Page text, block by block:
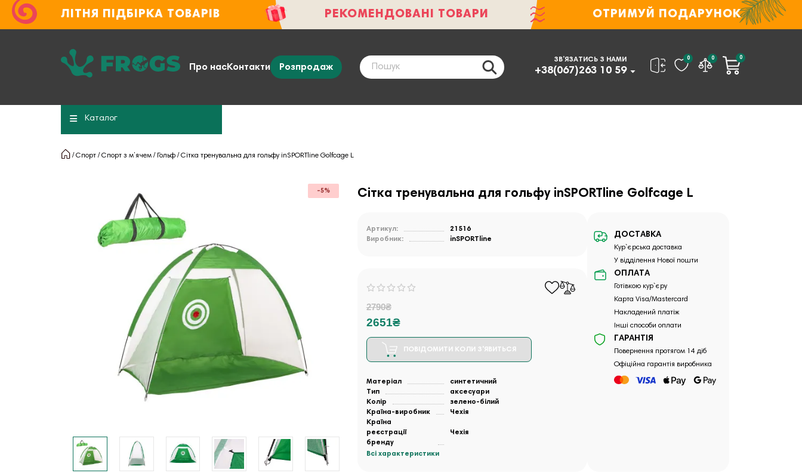
ЛІТНЯ ПІДБІРКА ТОВАРІВ РЕКОМЕНДОВАНІ ТОВАРИ ОТРИМУЙ ПОДАРУНОК
Про насКонтакти Розпродаж
ЗВ’ЯЗАТИСЬ З НАМИ
+38(067)263 10 59
0 0 0
Каталог
Спорт Спорт з м’ячем Гольф Сітка тренувальна для гольфу inSPORTline Golfcage L
-5% Сітка тренувальна для гольфу inSPORTline Golfcage L
Артикул:
21516
Виробник:
inSPORTline
2790₴
2651₴
ПОВІДОМИТИ КОЛИ З'ЯВИТЬСЯ
Матеріал
синтетичний
Тип
аксесуари
Колір
зелено-білий
Країна-виробник
Чехія
Країна
реєстрації
бренду
Чехія
Всі характеристики
ДОСТАВКА
Кур`єрська доставка
У відділення Нової пошти
ОПЛАТА
Готівкою кур`єру
Карта Visa/Mastercard
Накладений платіж
Інші способи оплати
ГАРАНТІЯ
Повернення протягом 14 діб
Офіційна гарантія виробника